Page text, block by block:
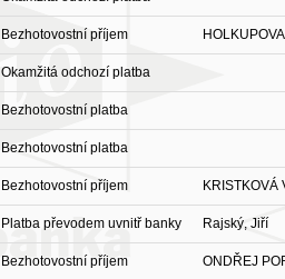
Bezhotovostní příjem
Okamžitá odchozí platba
Bezhotovostní platba
Bezhotovostní platba
Bezhotovostní příjem KRISTKOVÁ
Platba převodem uvnitř banky Rajský, Jiří
Bezhotovostní příjem ONDŘEJ